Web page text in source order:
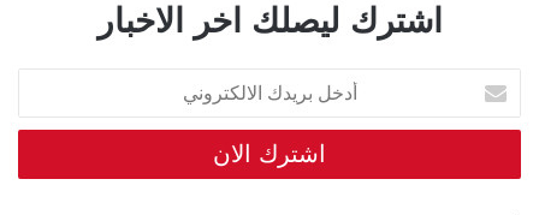
اشترك ليصلك اخر الاخبار
أدخل
بريدك
الالكتروني